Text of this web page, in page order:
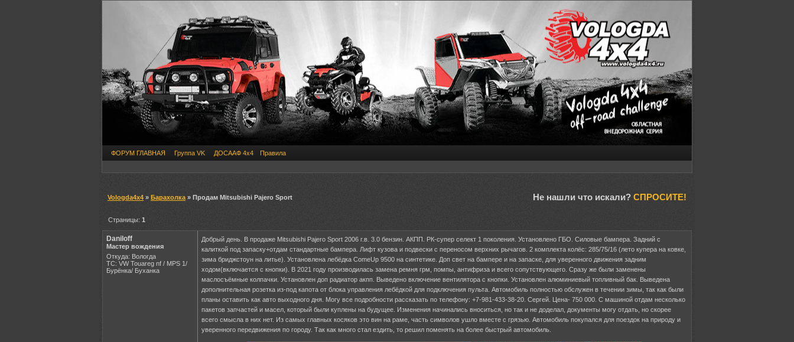
ФОРУМ ГЛАВНАЯ Группа VK ДОСААФ 4х4 Правила
Vologda4x4 » Барахолка » Продам Mitsubishi Pajero Sport Не нашли что искали? СПРОСИТЕ!
Страницы:1
Daniloff
Мастер вождения
Откуда: Вологда
ТС: VW Touareg nf / MPS 1/
Бурёнка/ Буханка
Добрый день. В продаже Mitsubishi Pajero Sport 2006 г.в. 3.0 бензин. АКПП. РК-супер селект 1 поколения. Установлено ГБО. Силовые бампера. Задний с
калиткой под запаску+отдам стандартные бампера. Лифт кузова и подвески с переносом верхних рычагов. 2 комплекта колёс: 285/75/16 (лето купера на ковке,
зима бриджстоун на литье). Установлена лебёдка ComeUp 9500 на синтетике. Доп свет на бампере и на запаске, для уверенного движения задним
ходом(включается с кнопки). В 2021 году производилась замена ремня грм, помпы, антифриза и всего сопутствующего. Сразу же были заменены
маслосъёмные колпачки. Установлен доп радиатор акпп. Выведено включение вентилятора с кнопки. Установлен алюминиевый топливный бак. Выведена
дополнительная розетка из-под капота от блока управления лебёдкой для подключения пульта. Автомобиль полностью обслужен в течении зимы, так как были
планы оставить как авто выходного дня. Могу все подробности рассказать по телефону: +7-981-433-38-20. Сергей. Цена- 750 000. С машиной отдам несколько
пакетов запчастей и масел, который были куплены на будущее. Изменения начинались вноситься, но так и не доделал, документы могу отдать, но скорее
всего смысла в них нет. Из самых главных косяков это вин на раме, часть символов ушло вместе с грязью. Автомобиль покупался для поездок на природу и
уверенного передвижения по городу. Так как много стал ездить, то решил поменять на более быстрый автомобиль.